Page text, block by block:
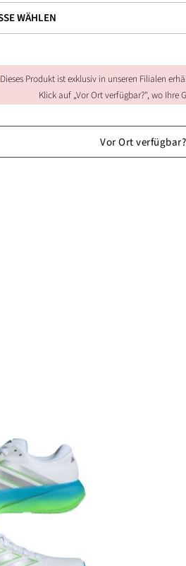
Dieses Produkt ist exklusiv in unseren Filialen
Klick auf „Vor Ort verfügbar?", wo Ihre
Vor Ort verfügbar?